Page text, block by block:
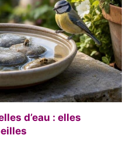
d’eau : elles